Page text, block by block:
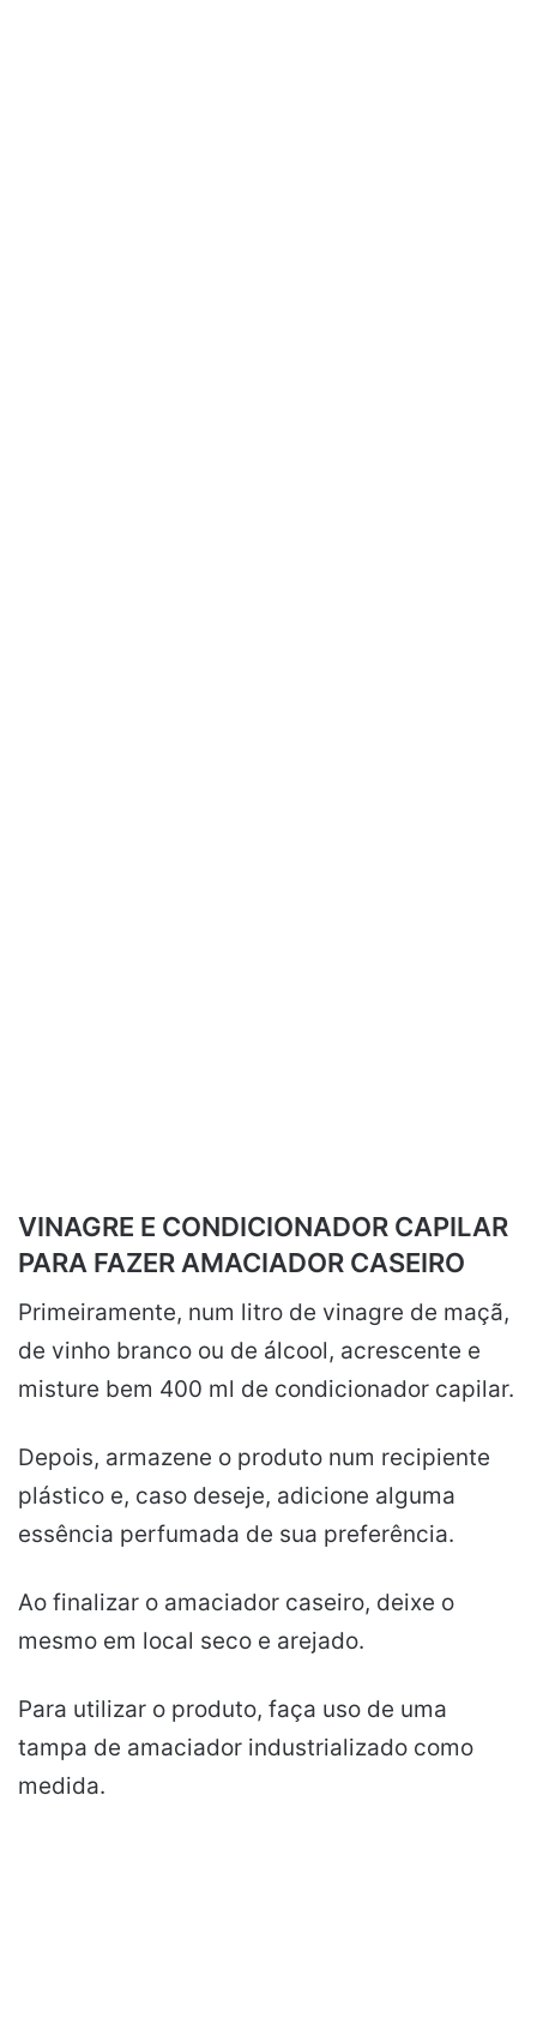
VINAGRE E CONDICIONADOR CAPILAR
PARA FAZER AMACIADOR CASEIRO
Primeiramente, num litro de vinagre de maçã,
de vinho branco ou de álcool, acrescente e
misture bem 400 ml de condicionador capilar.
Depois, armazene o produto num recipiente
plástico e, caso deseje, adicione alguma
essência perfumada de sua preferência.
Ao finalizar o amaciador caseiro, deixe o
mesmo em local seco e arejado.
Para utilizar o produto, faça uso de uma
tampa de amaciador industrializado como
medida.